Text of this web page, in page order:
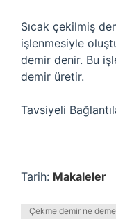
Sıcak çekilmiş
işlenmesiyle
demir denir. Bu
demir üretir.
Tavsiyeli
Tarih: Makaleler
Çekme demir ne